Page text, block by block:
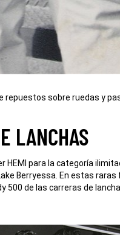
sobre ruedas y
LANCHAS
para la categoría
Berryessa. En estas
500 de las carreras de